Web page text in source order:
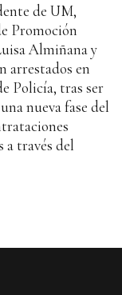
de UM,
Promoción
Almiñana y
arrestados en
Policía, tras ser
nueva fase del
través del